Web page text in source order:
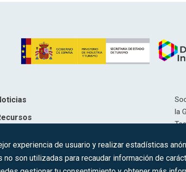
la
experiencia de usuario y realizar estadísticas
son utilizadas para recaudar información de